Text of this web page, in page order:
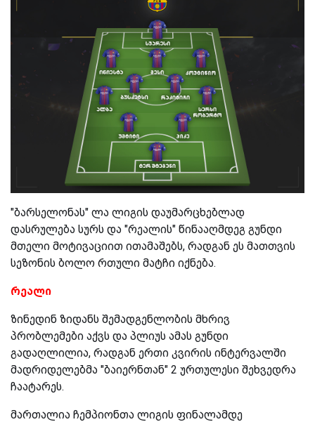
"ბარსელონას" ლა ლიგის დაუმარცხებლად
დასრულება სურს და "რეალის" წინააღმდეგ გუნდი
მთელი მოტივაციით ითამაშებს, რადგან ეს მათთვის
სეზონის ბოლო რთული მატჩი იქნება.
რეალი
ზინედინ ზიდანს შემადგენლობის მხრივ
პრობლემები აქვს და პლიუს ამას გუნდი
გადაღლილია, რადგან ერთი კვირის ინტერვალში
მადრიდელებმა "ბაიერნთან" 2 ურთულესი შეხვედრა
ჩაატარეს.
მართალია ჩემპიონთა ლიგის ფინალამდე